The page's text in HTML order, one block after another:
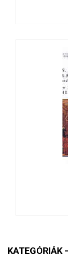
KATEGÓRIÁK